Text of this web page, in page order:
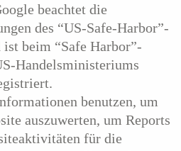
beachtet die
des “US-Safe-Harbor”-
beim “Safe Harbor”-
Handelsministeriums
benutzen, um
auszuwerten, um Reports
für die